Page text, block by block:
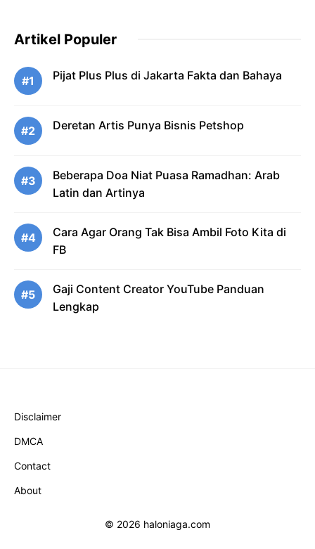
Artikel Populer
#1 Pijat Plus Plus di Jakarta Fakta dan Bahaya
#2 Deretan Artis Punya Bisnis Petshop
#3
Beberapa Doa Niat Puasa Ramadhan: Arab
Latin dan Artinya
#4
Cara Agar Orang Tak Bisa Ambil Foto Kita di
FB
#5
Gaji Content Creator YouTube Panduan
Lengkap
Disclaimer
DMCA
Contact
About
© 2026 haloniaga.com